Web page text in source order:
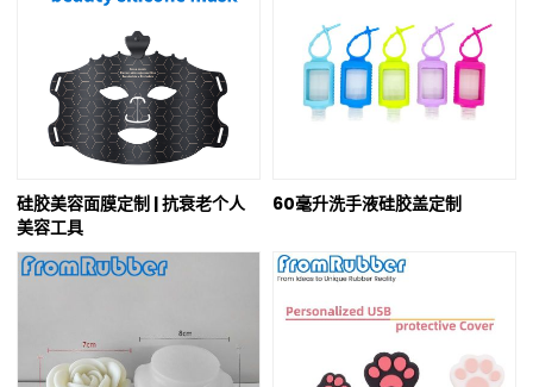
硅胶美容面膜定制 | 抗衰老个人
美容工具
60毫升洗手液硅胶盖定制